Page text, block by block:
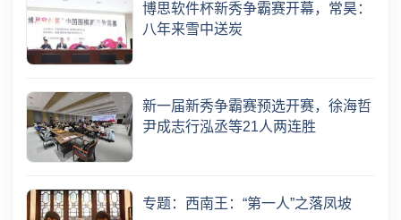
博思软件杯新秀争霸赛开幕，常昊：
八年来雪中送炭
新一届新秀争霸赛预选开赛，徐海哲
尹成志行泓丞等21人两连胜
专题：西南王：“第一人”之落凤坡